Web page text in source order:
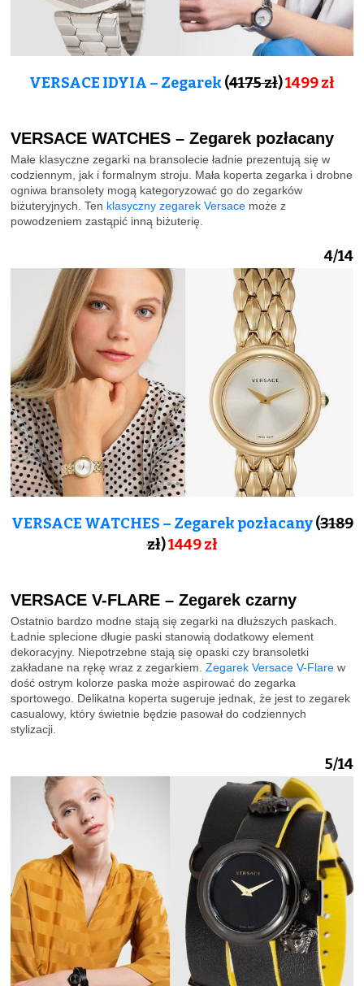
VERSACE IDYIA – Zegarek(4175 zł)1499 zł
VERSACE WATCHES – Zegarek pozłacany
Małe klasyczne zegarki na bransolecie ładnie prezentują się w
codziennym, jak i formalnym stroju. Mała koperta zegarka i drobne
ogniwa bransolety mogą kategoryzować go do zegarków
biżuteryjnych. Ten klasyczny zegarek Versace może z
powodzeniem zastąpić inną biżuterię.
4/14
VERSACE WATCHES – Zegarek pozłacany(3189
zł)1449 zł
VERSACE V-FLARE – Zegarek czarny
Ostatnio bardzo modne stają się zegarki na dłuższych paskach.
Ładnie splecione długie paski stanowią dodatkowy element
dekoracyjny. Niepotrzebne stają się opaski czy bransoletki
zakładane na rękę wraz z zegarkiem. Zegarek Versace V-Flare w
dość ostrym kolorze paska może aspirować do zegarka
sportowego. Delikatna koperta sugeruje jednak, że jest to zegarek
casualowy, który świetnie będzie pasował do codziennych
stylizacji.
5/14